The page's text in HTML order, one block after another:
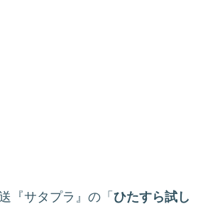
『サタプラ』の「 ひたすら試し